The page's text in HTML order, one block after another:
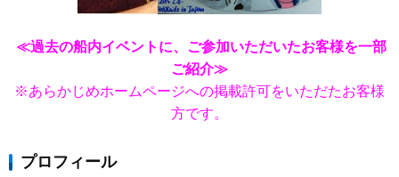
≪過去の船内イベントに、ご参加いただいたお客様を一部
ご紹介≫
※あらかじめホームページへの掲載許可をいただたお客様
方です。
プロフィール